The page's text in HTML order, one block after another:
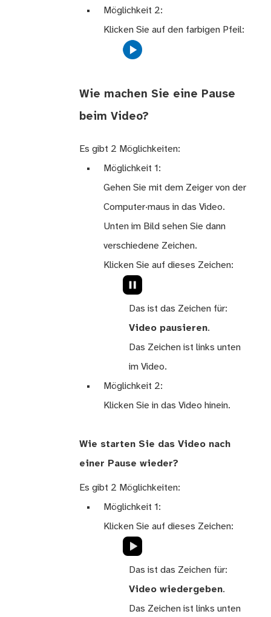
Möglichkeit 2:
Klicken Sie auf den farbigen Pfeil:
Wie machen Sie eine Pause
beim Video?
Es gibt 2 Möglichkeiten:
Möglichkeit 1:
Gehen Sie mit dem Zeiger von der
Computer·maus in das Video.
Unten im Bild sehen Sie dann
verschiedene Zeichen.
Klicken Sie auf dieses Zeichen:
Das ist das Zeichen für:
Video pausieren.
Das Zeichen ist links unten
im Video.
Möglichkeit 2:
Klicken Sie in das Video hinein.
Wie starten Sie das Video nach
einer Pause wieder?
Es gibt 2 Möglichkeiten:
Möglichkeit 1:
Klicken Sie auf dieses Zeichen:
Das ist das Zeichen für:
Video wiedergeben.
Das Zeichen ist links unten